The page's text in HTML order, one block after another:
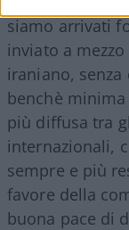
siamo arrivati
inviato a
iraniano, senza
benchè minima
più diffusa tra
internazionali,
sempre e più
favore della
buona pace di